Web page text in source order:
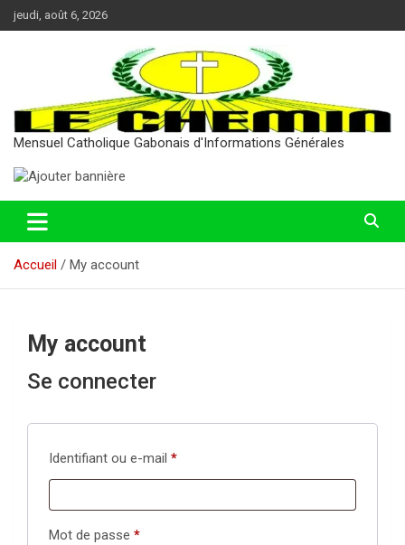
Aller
au
jeudi, août 6, 2026
Mensuel Catholique Gabonais d'Informations Générales
Accueil My account
My account
Se connecter
Identifiant ou e-mail *Obligatoire
Mot de passe *Obligatoire